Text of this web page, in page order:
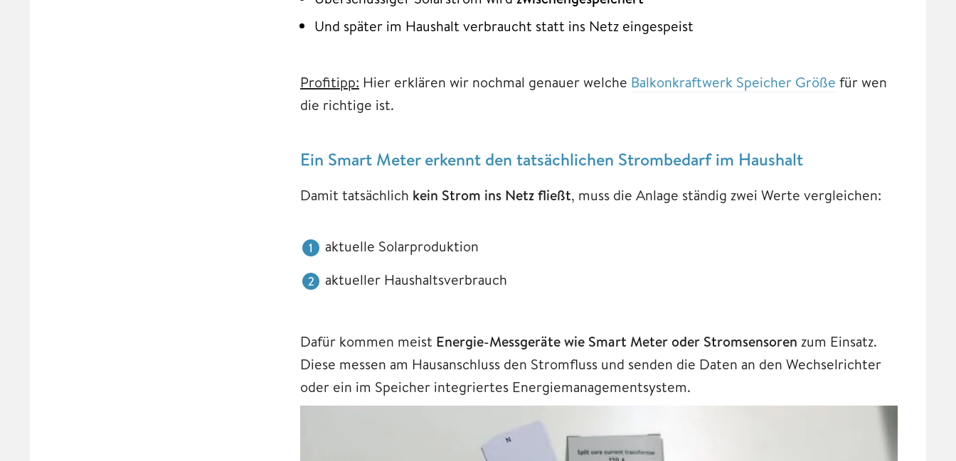
Und später im Haushalt verbraucht statt ins Netz eingespeist
Profitipp: Hier erklären wir nochmal genauer welche Balkonkraftwerk Speicher Größe für wen
die richtige ist.
Ein Smart Meter erkennt den tatsächlichen Strombedarf im Haushalt
Damit tatsächlich kein Strom ins Netz fließt, muss die Anlage ständig zwei Werte vergleichen:
aktuelle Solarproduktion
aktueller Haushaltsverbrauch
Dafür kommen meist Energie-Messgeräte wie Smart Meter oder Stromsensoren zum Einsatz.
Diese messen am Hausanschluss den Stromfluss und senden die Daten an den Wechselrichter
oder ein im Speicher integriertes Energiemanagementsystem.